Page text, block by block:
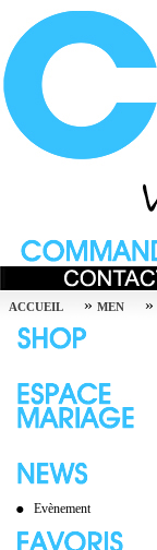
ACCUEIL » MEN »
Evènement